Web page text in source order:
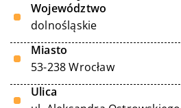
Województwo
dolnośląskie
Miasto
53-238 Wrocław
Ulica